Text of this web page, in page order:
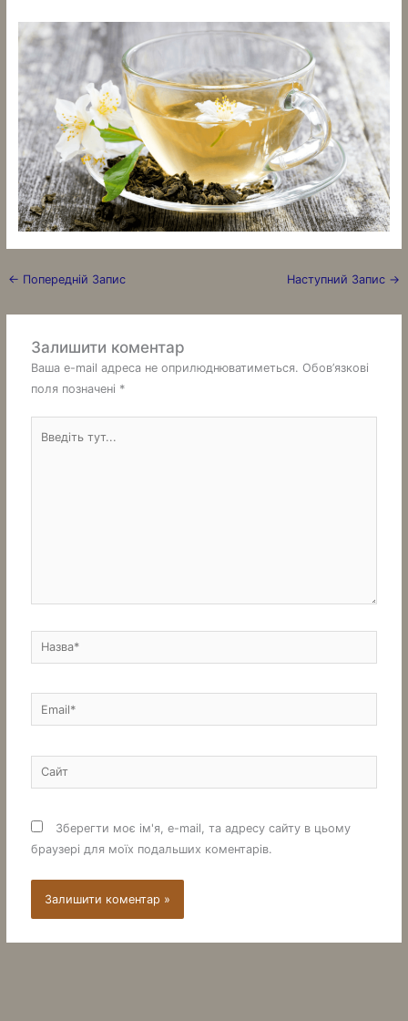
← Попередній Запис Наступний Запис →
Залишити коментар
Ваша e-mail адреса не оприлюднюватиметься. Обов’язкові
поля позначені *
Назва*
Email*
Сайт
Зберегти моє ім'я, e-mail, та адресу сайту в цьому
браузері для моїх подальших коментарів.